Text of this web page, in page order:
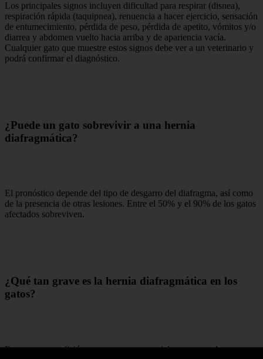
Los principales signos incluyen dificultad para respirar (disnea),
respiración rápida (taquipnea), renuencia a hacer ejercicio, sensación
de entumecimiento, pérdida de peso, pérdida de apetito, vómitos y/o
diarrea y abdomen vuelto hacia arriba y de apariencia vacía.
Cualquier gato que muestre estos signos debe ver a un veterinario y
podrá confirmar el diagnóstico.
¿Puede un gato sobrevivir a una hernia
diafragmática?
El pronóstico depende del tipo de desgarro del diafragma, así como
de la presencia de otras lesiones. Entre el 50% y el 90% de los gatos
afectados sobreviven.
¿Qué tan grave es la hernia diafragmática en los
gatos?
Esta es una condición muy grave y potencialmente mortal, que